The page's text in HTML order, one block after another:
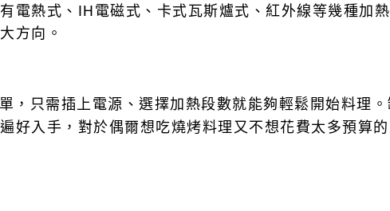
電熱式、IH電磁式、卡式瓦斯爐式、紅外線等幾種加
方向。
，只需插上電源、選擇加熱段數就能夠輕鬆開始料理
好入手，對於偶爾想吃燒烤料理又不想花費太多預算